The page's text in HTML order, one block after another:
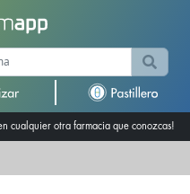
cualquier otra farmacia que conozcas!